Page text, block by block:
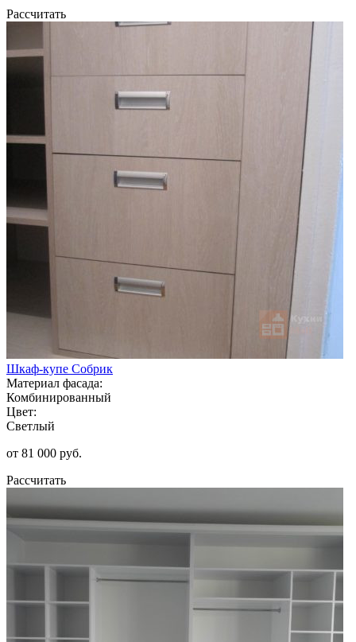
Рассчитать
Шкаф-купе Собрик
Материал фасада:
Комбинированный
Цвет:
Светлый
от 81 000 руб.
Рассчитать